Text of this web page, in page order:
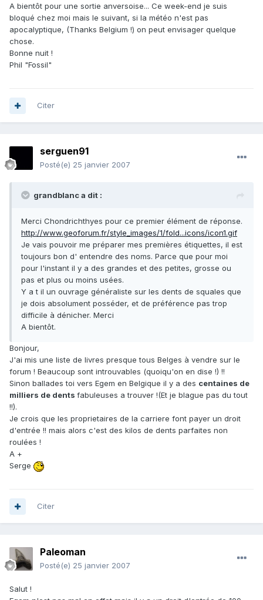
A bientôt pour une sortie anversoise... Ce week-end je suis
bloqué chez moi mais le suivant, si la météo n'est pas
apocalyptique, (Thanks Belgium !) on peut envisager quelque
chose.
Bonne nuit !
Phil "Fossil"
Citer
serguen91
Posté(e) 25 janvier 2007
grandblanc a dit :
Merci Chondrichthyes pour ce premier élément de réponse.
http://www.geoforum.fr/style_images/1/fold...icons/icon1.gif
Je vais pouvoir me préparer mes premières étiquettes, il est
toujours bon d' entendre des noms. Parce que pour moi
pour l'instant il y a des grandes et des petites, grosse ou
pas et plus ou moins usées.
Y a t il un ouvrage généraliste sur les dents de squales que
je dois absolument posséder, et de préférence pas trop
difficile à dénicher. Merci
A bientôt.
Bonjour,
J'ai mis une liste de livres presque tous Belges à vendre sur le
forum ! Beaucoup sont introuvables (quoiqu'on en dise !) !!
Sinon ballades toi vers Egem en Belgique il y a des centaines de
milliers de dents fabuleuses a trouver !(Et je blague pas du tout
!!).
Je crois que les proprietaires de la carriere font payer un droit
d'entrée !! mais alors c'est des kilos de dents parfaites non
roulées !
A +
Serge
Citer
Paleoman
Posté(e) 25 janvier 2007
Salut !